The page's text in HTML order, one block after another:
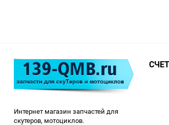
Интернет магазин запчастей для
скутеров, мотоциклов.